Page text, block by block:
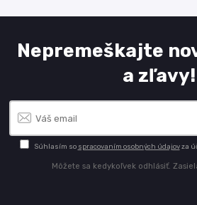
Nepremeškajte
a zľavy!
Súhlasím so spracovaním osobných údajovza
Môžete sa kedykoľvek odhlásiť.